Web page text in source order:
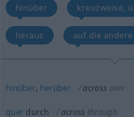
hinüber kreuzweise,
heraus auf die andere
hinüber, herüber across over
quer durch across through